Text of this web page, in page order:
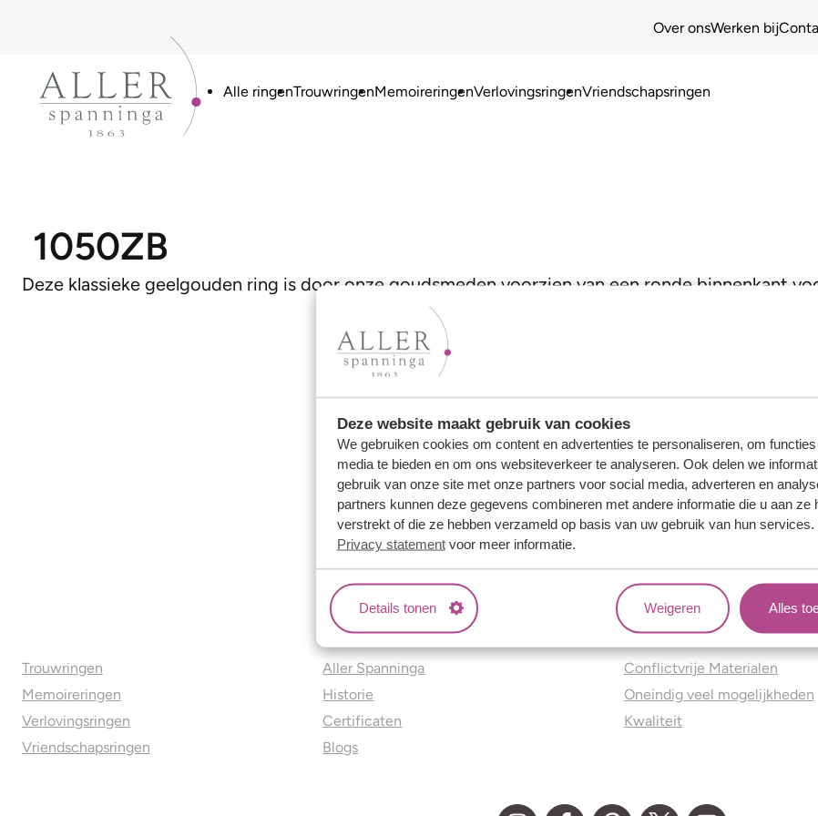
Deze website maakt gebruik van cookies
We gebruiken cookies om content en advertenties te personaliseren, om
media te bieden en om ons websiteverkeer te analyseren. Ook delen we
gebruik van onze site met onze partners voor social media, adverteren en
partners kunnen deze gegevens combineren met andere informatie die u aan ze
verstrekt of die ze hebben verzameld op basis van uw gebruik van hun services.
Privacy statementvoor meer informatie.
Details tonen Weigeren Alles
Over onsWerken bij
Alle ringenTrouwringenMemoireringenVerlovingsringenVriendschapsringen
1050ZB
Deze klassieke geelgouden ring is door onze goudsmeden voorzien van een ronde binnenkant
Trouwringen
Memoireringen
Verlovingsringen
Vriendschapsringen
Over ons
Aller Spanninga
Historie
Certificaten
Blogs
Jouw voordelen
Conflictvrije Materialen
Oneindig veel mogelijkheden
Kwaliteit